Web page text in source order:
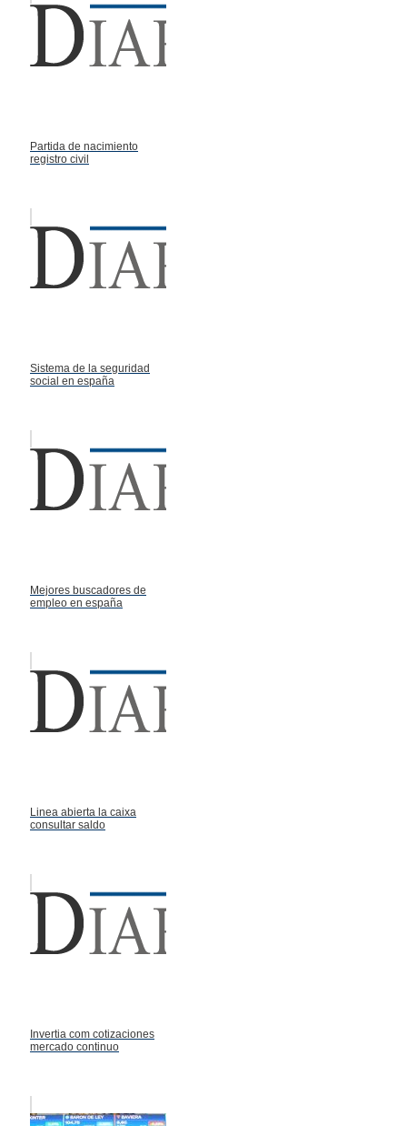
Partida de nacimiento
registro civil
Sistema de la seguridad
social en españa
Mejores buscadores de
empleo en españa
Linea abierta la caixa
consultar saldo
Invertia com cotizaciones
mercado continuo